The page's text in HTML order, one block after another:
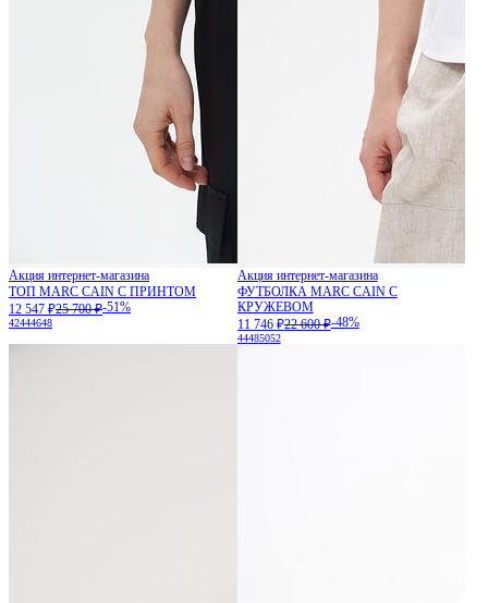
Акция интернет-магазина
ТОП MARC CAIN С ПРИНТОМ
12 547 ₽25 700 ₽-51%
42444648
Акция интернет-магазина
ФУТБОЛКА MARC CAIN С
КРУЖЕВОМ
11 746 ₽22 600 ₽-48%
44485052